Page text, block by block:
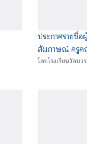
ประกาศรายชื่อ
สัมภาษณ์ ครูค
โดยโรงเรียนวัดบว